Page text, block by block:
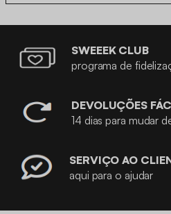
SWEEEK CLUB
programa de
DEVOLUÇÕES
14 dias para mudar
SERVIÇO AO
aqui para o ajudar